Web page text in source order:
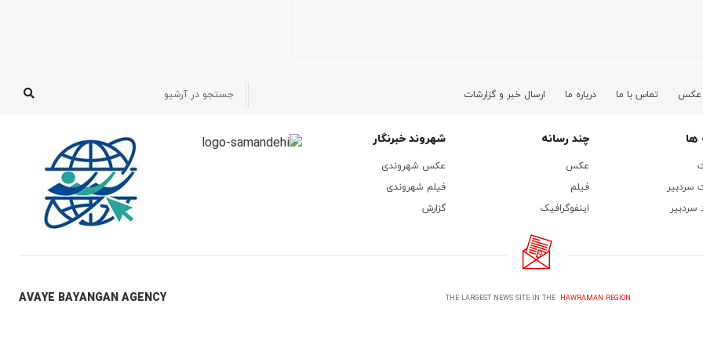
عکس تماس با ما درباره ما ارسال خبر و گزارشات
ها
سردبیر
سردبیر
چند رسانه
عکس
فیلم
اینفوگرافیک
شهروند خبرنگار
عکس شهروندی
فیلم شهروندی
گزارش
THE LARGEST NEWS SITE IN THE HAWRAMAN REGION
AVAYE BAYANGAN AGENCY